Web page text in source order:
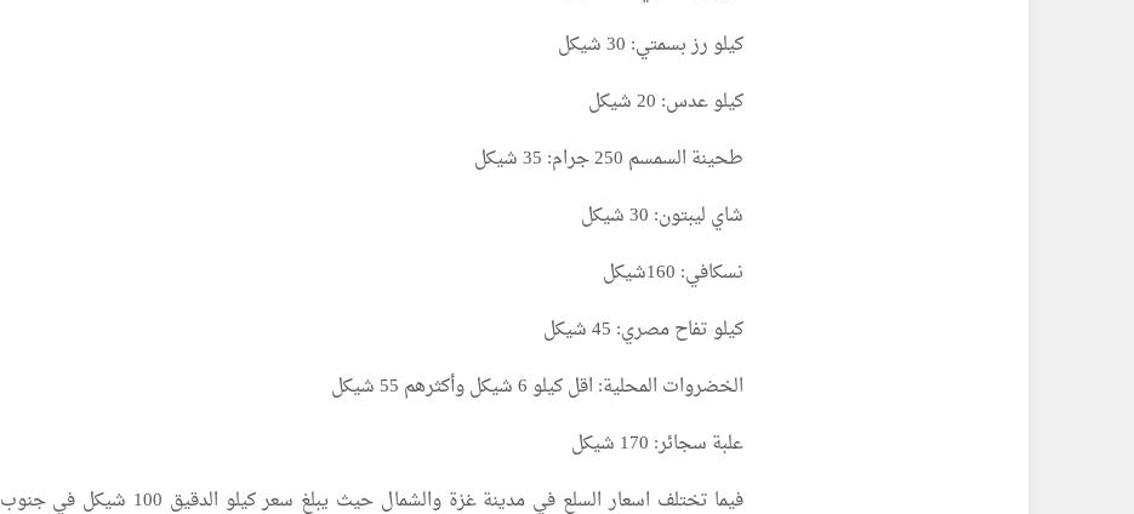
كيلو رز بسمتي: 30 شيكل
كيلو عدس: 20 شيكل
طحينة السمسم 250 جرام: 35 شيكل
شاي ليبتون: 30 شيكل
نسكافي: 160شيكل
كيلو تفاح مصري: 45 شيكل
الخضروات المحلية: اقل كيلو 6 شيكل وأكثرهم 55 شيكل
علبة سجائر: 170 شيكل
فيما تختلف اسعار السلع في مدينة غزة والشمال حيث يبلغ سعر كيلو الدقيق 100 شيكل في جنوب